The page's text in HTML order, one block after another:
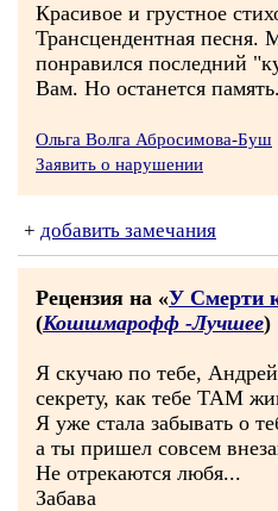
Красивое и грустное
Трансцендентная песня.
понравился последний
Вам. Но останется память.
Ольга Волга Абросимова-Буш
Заявить о нарушении
+ добавить замечания
Рецензия на «У Смерти
(Кошшмарофф -Лучшее)
Я скучаю по тебе,
секрету, как тебе ТАМ
Я уже стала забывать о
а ты пришел совсем
Не отрекаются любя...
Забава